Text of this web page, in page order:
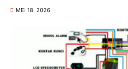
MEI 18, 2026